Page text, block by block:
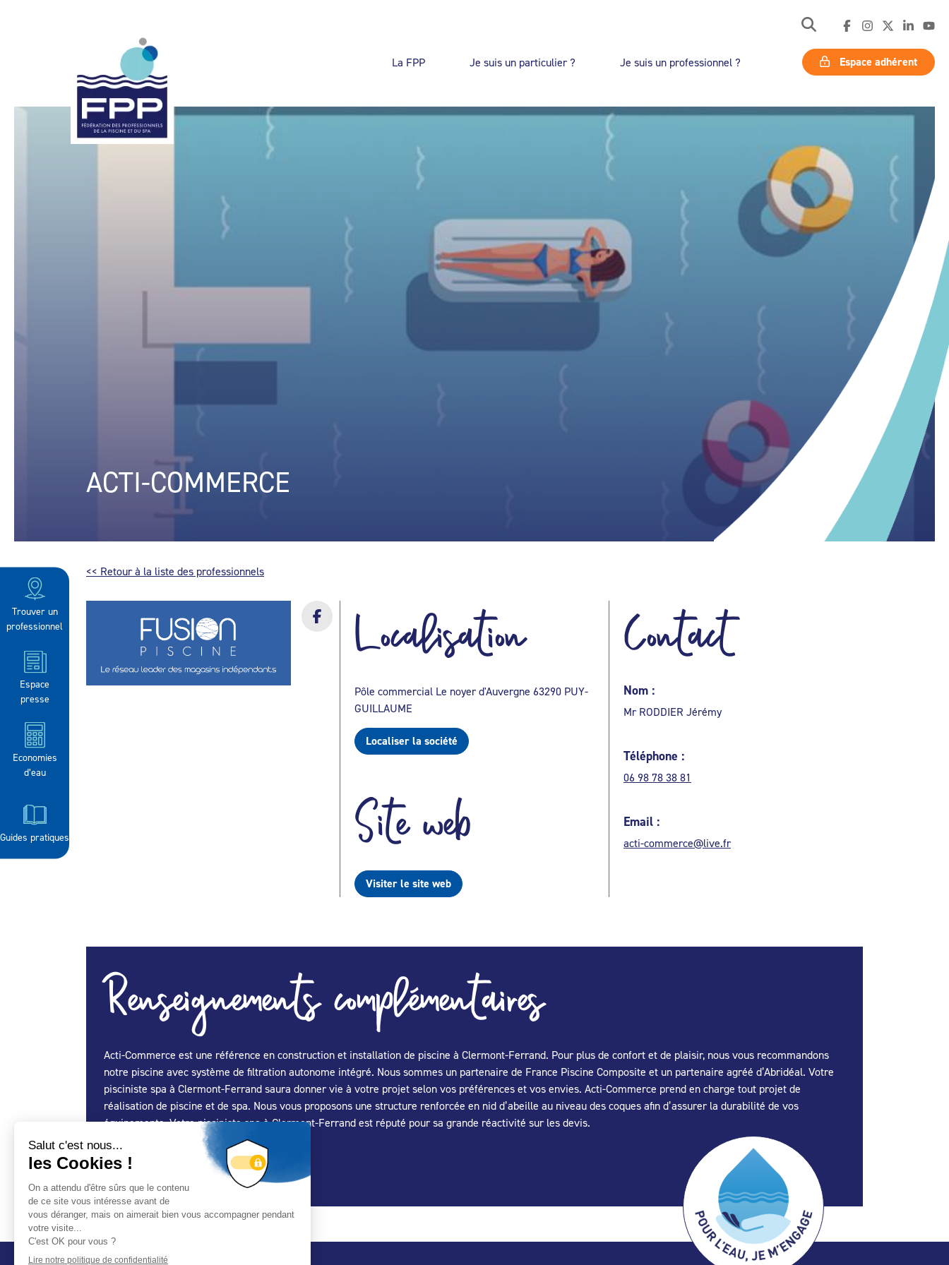
La FPP Je suis un particulier ? Je suis un professionnel ? Espace adhérent
Trouver un
professionnel
Espace
presse
Economies
d’eau
Guides pratiques
ACTI-COMMERCE
<< Retour à la liste des professionnels
Localisation
Pôle commercial Le noyer d'Auvergne 63290 PUY-
GUILLAUME
Localiser la société
Site web
Visiter le site web
Contact
Nom :
Mr RODDIER Jérémy
Téléphone :
06 98 78 38 81
Email :
acti-commerce@live.fr
Renseignements complémentaires
Acti-Commerce est une référence en construction et installation de piscine à Clermont-Ferrand. Pour plus de confort et de plaisir, nous vous recommandons
notre piscine avec système de filtration autonome intégré. Nous sommes un partenaire de France Piscine Composite et un partenaire agréé d’Abridéal. Votre
pisciniste spa à Clermont-Ferrand saura donner vie à votre projet selon vos préférences et vos envies. Acti-Commerce prend en charge tout projet de
réalisation de piscine et de spa. Nous vous proposons une structure renforcée en nid d’abeille au niveau des coques afin d’assurer la durabilité de vos
équipements. Votre pisciniste spa à Clermont-Ferrand est réputé pour sa grande réactivité sur les devis.
Spécialité Construction :
Oui
Spécialité Spa : Oui